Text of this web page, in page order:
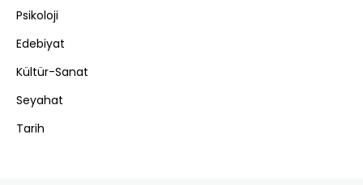
Psikoloji
Edebiyat
Kültür-Sanat
Seyahat
Tarih